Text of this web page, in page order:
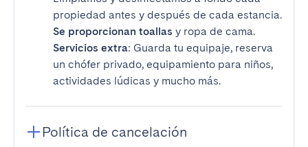
propiedad antes y después de cada estancia.
Se proporcionan toallas y ropa de cama.
Servicios extra: Guarda tu equipaje, reserva
un chófer privado, equipamiento para niños,
actividades lúdicas y mucho más.
Política de cancelación